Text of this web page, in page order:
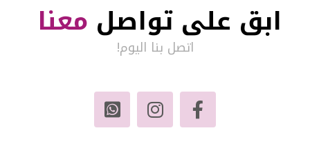
ابق على تواصل معنا
اتصل بنا اليوم!